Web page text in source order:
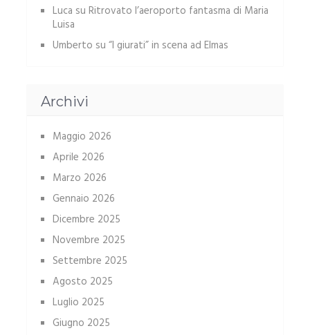
Luca su Ritrovato l’aeroporto fantasma di Maria
Luisa
Umberto su “I giurati” in scena ad Elmas
Archivi
Maggio 2026
Aprile 2026
Marzo 2026
Gennaio 2026
Dicembre 2025
Novembre 2025
Settembre 2025
Agosto 2025
Luglio 2025
Giugno 2025